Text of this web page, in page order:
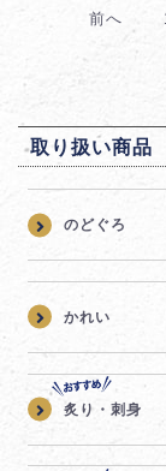
前へ
取り扱い商品
のどぐろ
かれい
炙り・刺身